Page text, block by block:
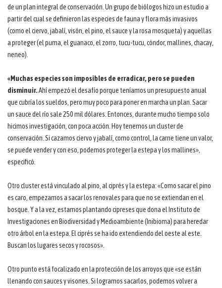
de un plan integral de conservación. Un grupo de biólogos hizo un estudio a
partir del cual se definieron las especies de fauna y flora más invasivos
(como el ciervo, jabalí, visón, el pino, el sauce y la rosa mosqueta) y aquellas
a proteger (el puma, el guanaco, el zorro, tucu-tucu, cóndor, mallines, chacay,
neneo).
«Muchas especies son imposibles de erradicar, pero se pueden
disminuir.Ahí empezó el desafío porque teníamos un presupuesto anual
que cubría los sueldos, pero muy poco para poner en marcha un plan. Sacar
un sauce del río sale 250 mil dólares. Entonces, durante mucho tiempo solo
hicimos investigación, con poca acción. Hoy tenemos un cluster de
conservación. Si cazamos ciervo y jabalí, como control, la carne tiene un valor,
se puede vender y con eso, podemos proteger la estepa y los mallines»,
especificó.
Otro cluster está vinculado al pino, al ciprés y la estepa: «Como sacar el pino
es caro, empezamos a sacar los renovales para que no se extiendan en el
bosque. Y a la vez, estamos plantando cipreses que dona el Instituto de
Investigaciones en Biodiversidad y Medioambiente (Inibioma) para heredar
otro árbol en la estepa. El ciprés se ha ido extendiendo del oeste al este.
Buscan los lugares secos y rocosos».
Otro punto está focalizado en la protección de los arroyos que «se están
llenando con sauces y visones. Si logramos sacarlos, podemos volver a